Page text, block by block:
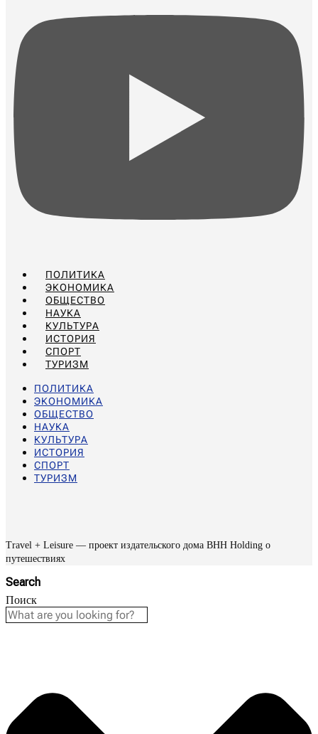
ПОЛИТИКА
ЭКОНОМИКА
ОБЩЕСТВО
НАУКА
КУЛЬТУРА
ИСТОРИЯ
СПОРТ
ТУРИЗМ
ПОЛИТИКА
ЭКОНОМИКА
ОБЩЕСТВО
НАУКА
КУЛЬТУРА
ИСТОРИЯ
СПОРТ
ТУРИЗМ
Travel + Leisure — проект издательского дома BHH Holding о
путешествиях
Search
Поиск